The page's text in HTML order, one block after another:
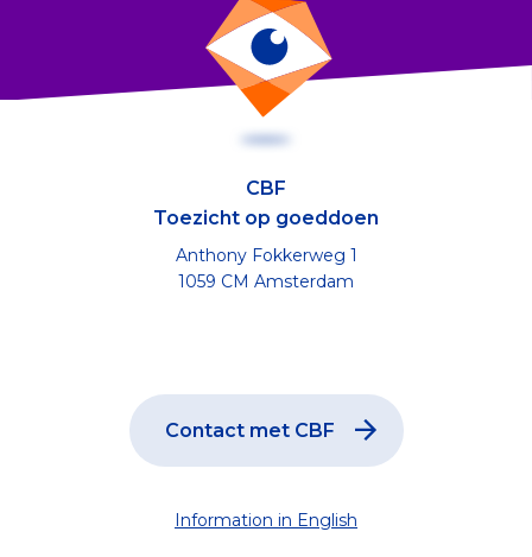
CBF
Toezicht op goeddoen
Anthony Fokkerweg 1
1059 CM Amsterdam
Contact met CBF
Information in English